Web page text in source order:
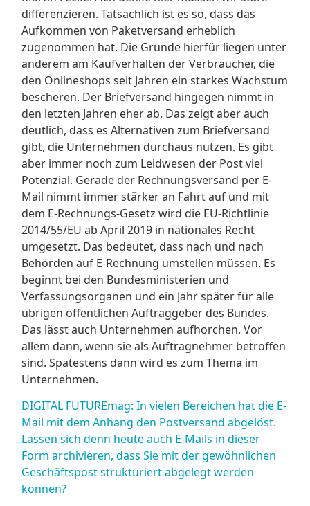
differenzieren. Tatsächlich ist es so, dass das
Aufkommen von Paketversand erheblich
zugenommen hat. Die Gründe hierfür liegen unter
anderem am Kaufverhalten der Verbraucher, die
den Onlineshops seit Jahren ein starkes Wachstum
bescheren. Der Briefversand hingegen nimmt in
den letzten Jahren eher ab. Das zeigt aber auch
deutlich, dass es Alternativen zum Briefversand
gibt, die Unternehmen durchaus nutzen. Es gibt
aber immer noch zum Leidwesen der Post viel
Potenzial. Gerade der Rechnungsversand per E-
Mail nimmt immer stärker an Fahrt auf und mit
dem E-Rechnungs-Gesetz wird die EU-Richtlinie
2014/55/EU ab April 2019 in nationales Recht
umgesetzt. Das bedeutet, dass nach und nach
Behörden auf E-Rechnung umstellen müssen. Es
beginnt bei den Bundesministerien und
Verfassungsorganen und ein Jahr später für alle
übrigen öffentlichen Auftraggeber des Bundes.
Das lässt auch Unternehmen aufhorchen. Vor
allem dann, wenn sie als Auftragnehmer betroffen
sind. Spätestens dann wird es zum Thema im
Unternehmen.
DIGITAL FUTUREmag: In vielen Bereichen hat die E-
Mail mit dem Anhang den Postversand abgelöst.
Lassen sich denn heute auch E-Mails in dieser
Form archivieren, dass Sie mit der gewöhnlichen
Geschäftspost strukturiert abgelegt werden
können?